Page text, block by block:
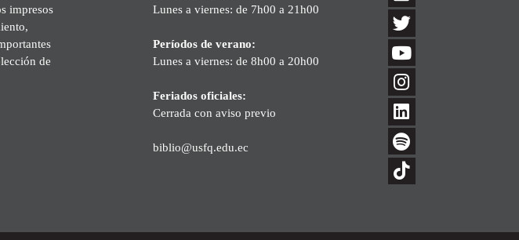
impresos
de
Lunes a viernes: de 7h00 a 21h00
Períodos de verano:
Lunes a viernes: de 8h00 a 20h00
Feriados oficiales:
Cerrada con aviso previo
biblio@usfq.edu.ec